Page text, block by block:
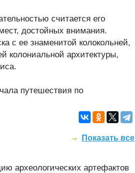
считается его
достойных внимания.
с ее знаменитой колокольней,
колониальной архитектуры,
путешествия по
Показать все
археологических артефактов